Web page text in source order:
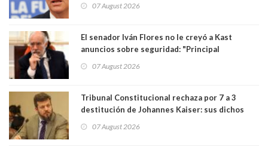
07 August 2026
El senador Iván Flores no le creyó a Kast
anuncios sobre seguridad: "Principal
perseguir ruta del dinero y levantar secreto
07 August 2026
Tribunal Constitucional rechaza por 7 a 3
destitución de Johannes Kaiser: sus dichos
justicia constitucional porque no es diputado
07 August 2026